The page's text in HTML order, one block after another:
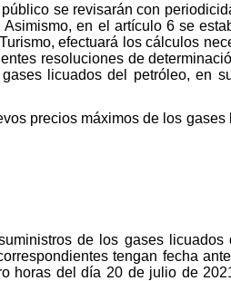
se revisarán con
en el artículo 6 se
efectuará los cálculos
resoluciones de
licuados del petróleo, en
precios máximos de los gases
de los gases licuados
tengan fecha
horas del día 20 de julio de